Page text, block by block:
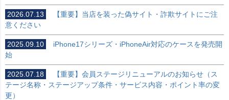
2026.07.13
【重要】当店を装った偽サイト・詐欺サイトにご注
意ください
2025.09.10
iPhone17シリーズ・iPhoneAir対応のケースを発売開
始
2025.07.18
【重要】会員ステージリニューアルのお知らせ（ス
テージ名称・ステージアップ条件・サービス内容・ポイント率の変
更）